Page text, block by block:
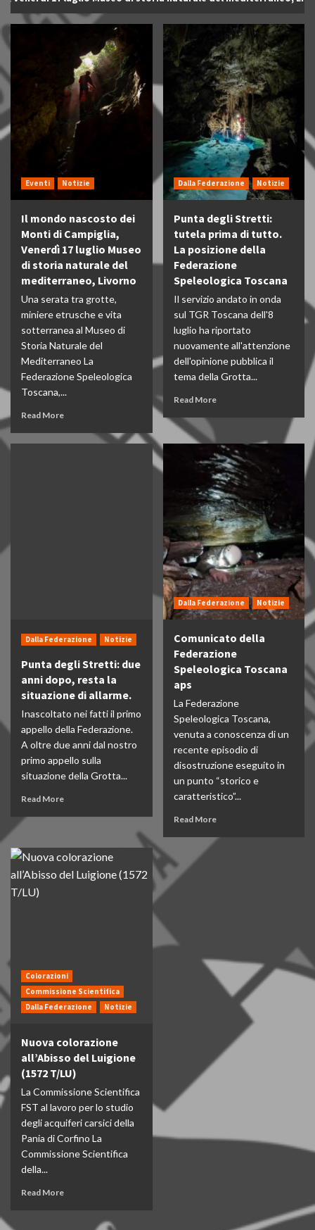
Eventi Notizie
Il mondo nascosto dei
Monti di Campiglia,
Venerdì 17 luglio Museo
di storia naturale del
mediterraneo, Livorno
Una serata tra grotte,
miniere etrusche e vita
sotterranea al Museo di
Storia Naturale del
Mediterraneo La
Federazione Speleologica
Toscana,...
Read More
Dalla Federazione Notizie
Punta degli Stretti:
tutela prima di tutto.
La posizione della
Federazione
Speleologica Toscana
Il servizio andato in onda
sul TGR Toscana dell'8
luglio ha riportato
nuovamente all'attenzione
dell'opinione pubblica il
tema della Grotta...
Read More
Dalla Federazione Notizie
Punta degli Stretti: due
anni dopo, resta la
situazione di allarme.
Inascoltato nei fatti il primo
appello della Federazione.
A oltre due anni dal nostro
primo appello sulla
situazione della Grotta...
Read More
Dalla Federazione Notizie
Comunicato della
Federazione
Speleologica Toscana
aps
La Federazione
Speleologica Toscana,
venuta a conoscenza di un
recente episodio di
disostruzione eseguito in
un punto “storico e
caratteristico”...
Read More
Colorazioni
Commissione Scientifica
Dalla Federazione
Notizie
Nuova colorazione
all’Abisso del Luigione
(1572 T/LU)
La Commissione Scientifica
FST al lavoro per lo studio
degli acquiferi carsici della
Pania di Corfino La
Commissione Scientifica
della...
Read More